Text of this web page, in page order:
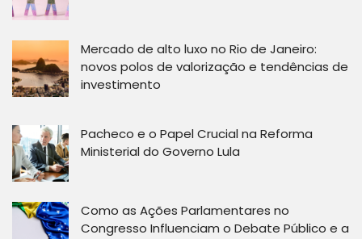
Mercado de alto luxo no Rio de Janeiro:
novos polos de valorização e tendências de
investimento
Pacheco e o Papel Crucial na Reforma
Ministerial do Governo Lula
Como as Ações Parlamentares no
Congresso Influenciam o Debate Público e a